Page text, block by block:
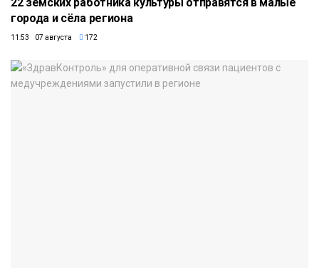
города и сёла региона
11:53 07 августа 172